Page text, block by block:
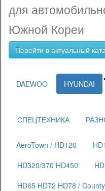
для
Южной Кореи
Перейти в актуальный
DAEWOO
HYUNDAI
СПЕЦТЕХНИКА
AeroTown / HD120
HD320/370 HD450
HD65 HD72 HD78 /